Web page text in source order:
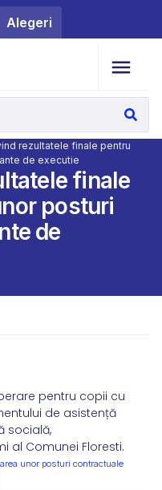
Alegeri
rezultatele finale pentru
de executie
finale
posturi
de
pentru copii cu
de asistență
socială,
al Comunei Floresti.
unor posturi contractuale